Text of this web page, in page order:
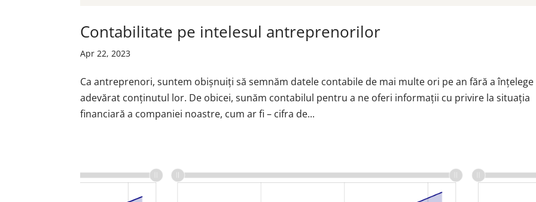
Contabilitate pe intelesul antreprenorilor
Apr 22, 2023
Ca antreprenori, suntem obișnuiți să semnăm datele contabile de mai multe ori pe an fără a înțelege
adevărat conținutul lor. De obicei, sunăm contabilul pentru a ne oferi informații cu privire la situația
financiară a companiei noastre, cum ar fi – cifra de...